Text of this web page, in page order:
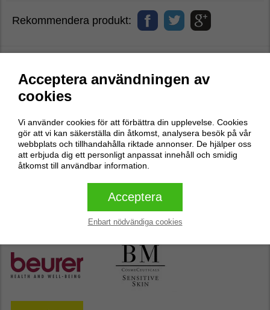
Acceptera användningen av
cookies
Vi använder cookies för att förbättra din upplevelse. Cookies
gör att vi kan säkerställa din åtkomst, analysera besök på vår
webbplats och tillhandahålla riktade annonser. De hjälper oss
att erbjuda dig ett personligt anpassat innehåll och smidig
åtkomst till användbar information.
Acceptera
Enbart nödvändiga cookies
Rekommendera produkt:
0 Recensioner
Skriv en recension
Butikens populäraste varumärken